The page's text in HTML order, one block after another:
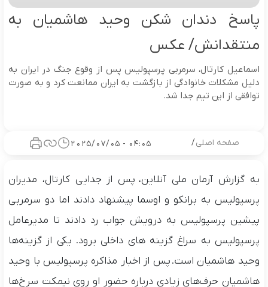
صفحه اصلی/
04:05 - 2025/07/05
پاسخ دندان شکن وحید هاشمیان به
منتقدانش/ عکس
اسماعیل کارتال، سرمربی پرسپولیس پس از وقوع جنگ در ایران به
دلیل مشکلات خانوادگی از بازگشت به ایران ممانعت کرد و به صورت
توافقی از این تیم جدا شد.
به گزارش آرمان ملی آنلاین، پس از جدایی کارتال، مدیران
پرسپولیس به برانکو و اوسما پیشنهاد دادند اما دو سرمربی
پیشین پرسپولیس به درویش جواب رد دادند تا مدیرعامل
پرسپولیس به سراغ گزینه های داخلی برود. یکی از گزینه‌ها
وحید هاشمیان است. پس از اخبار مذاکره پرسپولیس با وحید
هاشمیان حرف‌های زیادی درباره حضور او روی نیمکت سرخ‌ها